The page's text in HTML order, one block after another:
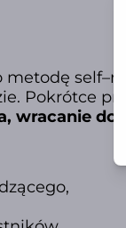
metodę self–reg
Pokrótce
wracanie do